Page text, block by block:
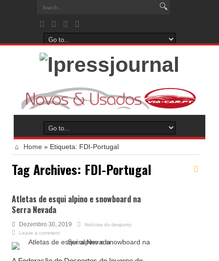
Home » Etiqueta: FDI-Portugal
Tag Archives: FDI-Portugal
Atletas de esqui alpino e snowboard na
Serra Nevada
Dezembro 30, 2019
Notícias do desporto
Leave a comment